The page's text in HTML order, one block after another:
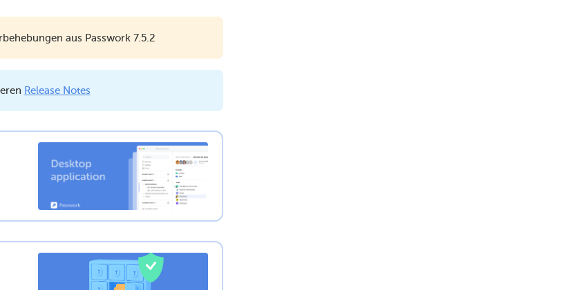
aus Passwork 7.5.2
Release Notes